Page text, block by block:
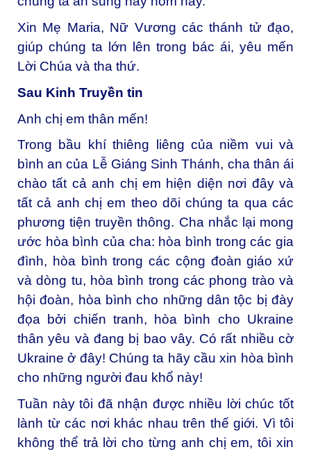
Xin Mẹ Maria, Nữ Vương các thánh tử đạo,
giúp chúng ta lớn lên trong bác ái, yêu mến
Lời Chúa và tha thứ.
Sau Kinh Truyền tin
Anh chị em thân mến!
Trong bầu khí thiêng liêng của niềm vui và
bình an của Lễ Giáng Sinh Thánh, cha thân ái
chào tất cả anh chị em hiện diện nơi đây và
tất cả anh chị em theo dõi chúng ta qua các
phương tiện truyền thông. Cha nhắc lại mong
ước hòa bình của cha: hòa bình trong các gia
đình, hòa bình trong các cộng đoàn giáo xứ
và dòng tu, hòa bình trong các phong trào và
hội đoàn, hòa bình cho những dân tộc bị đày
đọa bởi chiến tranh, hòa bình cho Ukraine
thân yêu và đang bị bao vây. Có rất nhiều cờ
Ukraine ở đây! Chúng ta hãy cầu xin hòa bình
cho những người đau khổ này!
Tuần này tôi đã nhận được nhiều lời chúc tốt
lành từ các nơi khác nhau trên thế giới. Vì tôi
không thể trả lời cho từng anh chị em, tôi xin